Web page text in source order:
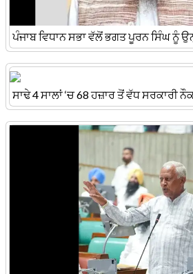
ਪੰਜਾਬ ਵਿਧਾਨ ਸਭਾ ਵੱਲੋਂ ਭਗਤ ਪੂਰਨ ਸਿੰਘ ਨੂੰ
ਸਾਢੇ 4 ਸਾਲਾਂ ‘ਚ 68 ਹਜ਼ਾਰ ਤੋਂ ਵੱਧ ਸਰਕਾਰੀ